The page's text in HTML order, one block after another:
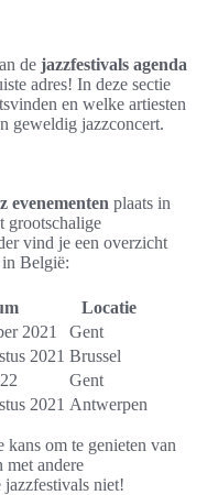
de jazzfestivals agenda
adres! In deze sectie
en welke artiesten
geweldig jazzconcert.
evenementen plaats in
grootschalige
vind je een overzicht
in België:
Locatie
2021
Gent
2021 Brussel
Gent
2021 Antwerpen
kans om te genieten van
met andere
niet!